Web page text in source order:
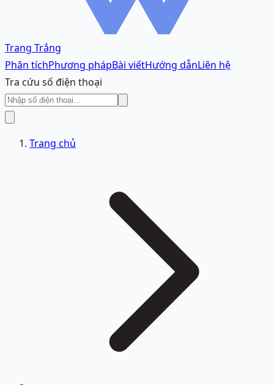
Trang Trắng
Phân tíchPhương phápBài viếtHướng dẫnLiên hệ
Tra cứu số điện thoại
Trang chủ